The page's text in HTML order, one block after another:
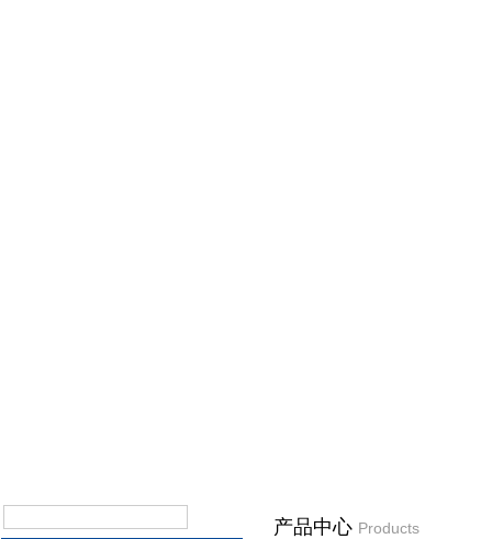
产品中心 Products